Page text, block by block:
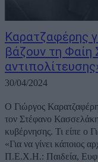
Καρατζαφέρης
βάζουν τη Φαίη
30/04/2024
Ο Γιώργος
τον Στέφανο
κυβέρνησης. Τι είπε ο
«Για να γίνει κάποιος
Π.Ε.Χ.Η.: Παιδεία,